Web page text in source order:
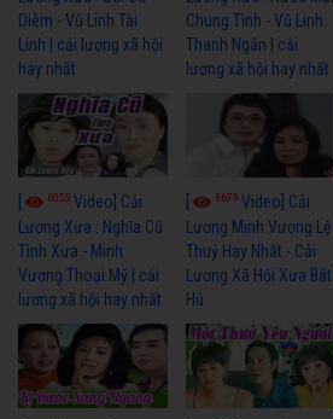
Diễm - Vũ Linh Tài
Linh | cải lương xã hội
hay nhất
Chung Tình - Vũ Linh
Thanh Ngân | cải
lương xã hội hay nhất
6055 Video] Cải
Lương Xưa : Nghĩa Cũ
Tình Xưa - Minh
Vương Thoại Mỹ | cải
lương xã hội hay nhất
6679Video] Cải
Lương Minh Vương Lệ
Thuỷ Hay Nhất - Cải
Lương Xã Hội Xưa Bất
Hủ